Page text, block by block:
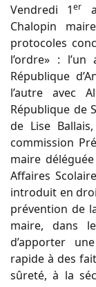
Vendredi 1er
Chalopin
protocoles
l’ordre» :
République
l’autre avec
République de
de Lise
commission
maire
Affaires
introduit en
prévention de
maire, dans
d’apporter
rapide à des
sûreté, à la